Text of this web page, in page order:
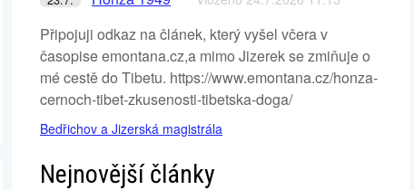
Připojuji odkaz na článek, který vyšel včera v
časopise emontana.cz,a mimo Jizerek se zmiňuje o
mé cestě do Tibetu. https://www.emontana.cz/honza-
cernoch-tibet-zkusenosti-tibetska-doga/
Bedřichov a Jizerská magistrála
Nejnovější články